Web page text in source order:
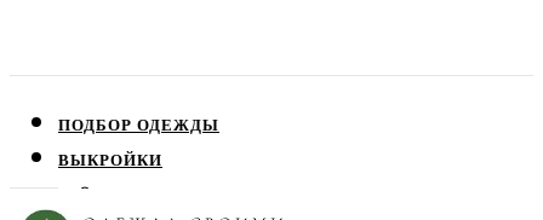
ПОДБОР ОДЕЖДЫ
ВЫКРОЙКИ